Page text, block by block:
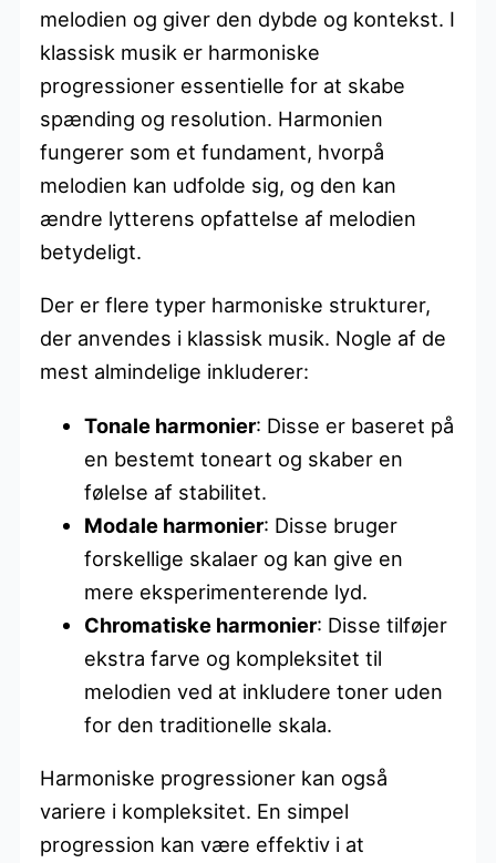
melodien og giver den dybde og kontekst. I
klassisk musik er harmoniske
progressioner essentielle for at skabe
spænding og resolution. Harmonien
fungerer som et fundament, hvorpå
melodien kan udfolde sig, og den kan
ændre lytterens opfattelse af melodien
betydeligt.
Der er flere typer harmoniske strukturer,
der anvendes i klassisk musik. Nogle af de
mest almindelige inkluderer:
Tonale harmonier: Disse er baseret på
en bestemt toneart og skaber en
følelse af stabilitet.
Modale harmonier: Disse bruger
forskellige skalaer og kan give en
mere eksperimenterende lyd.
Chromatiske harmonier: Disse tilføjer
ekstra farve og kompleksitet til
melodien ved at inkludere toner uden
for den traditionelle skala.
Harmoniske progressioner kan også
variere i kompleksitet. En simpel
progression kan være effektiv i at